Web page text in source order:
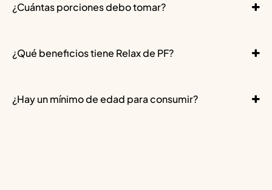
¿Cuántas porciones debo tomar?
¿Qué beneficios tiene Relax de PF?
¿Hay un mínimo de edad para consumir?